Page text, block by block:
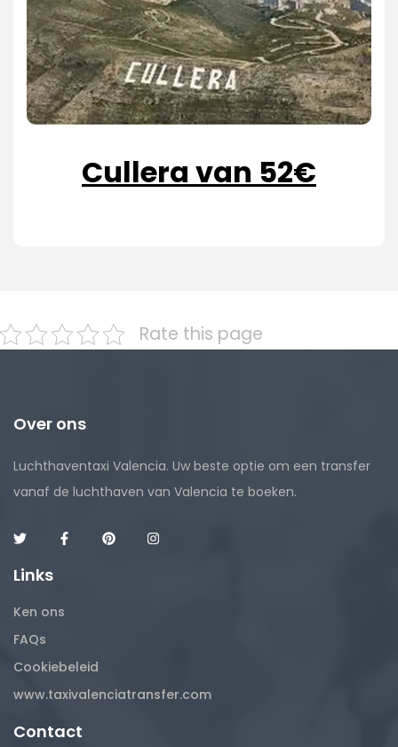
Cullera van 52€
Rate this page
Over ons
Luchthaventaxi Valencia. Uw beste optie om een ​​transfer
vanaf de luchthaven van Valencia te boeken.
Links
Ken ons
FAQs
Cookiebeleid
www.taxivalenciatransfer.com
Contact